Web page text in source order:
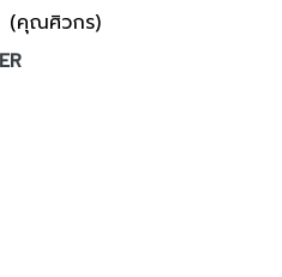
(คุณศิวกร)